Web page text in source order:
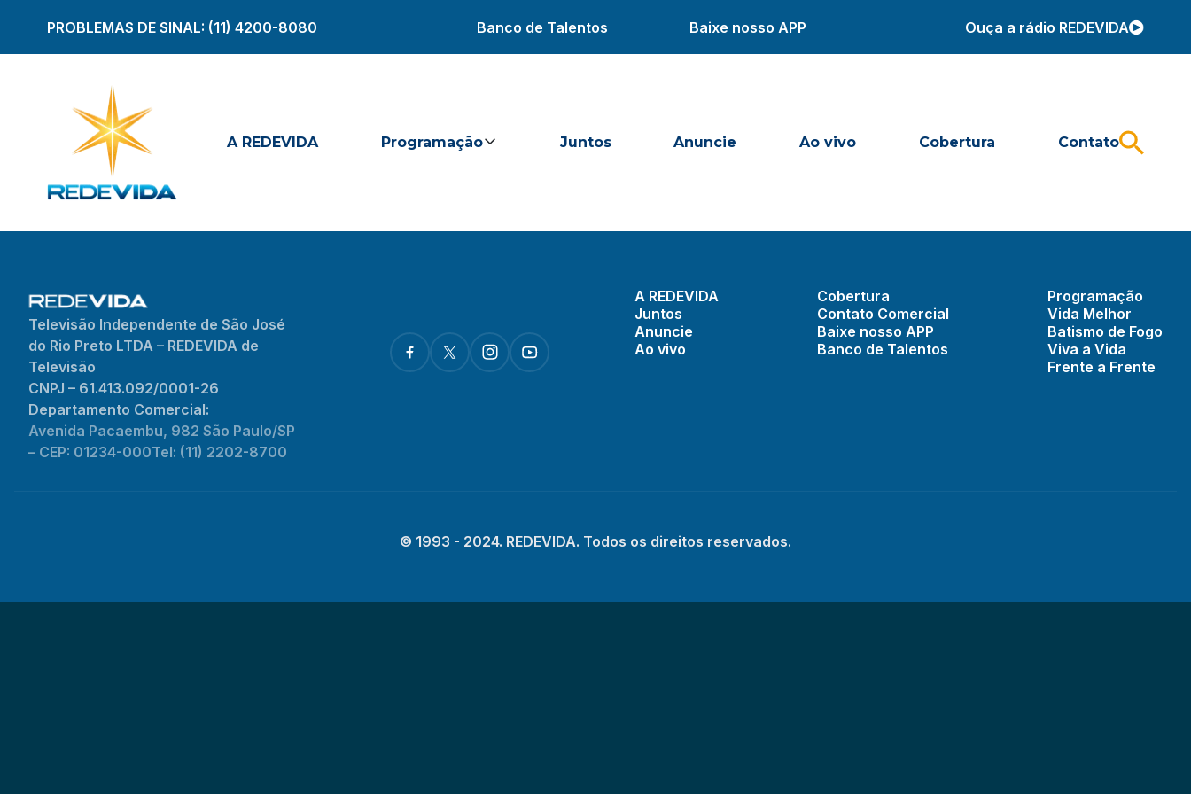
PROBLEMAS DE SINAL: (11) 4200-8080 Banco de Talentos Baixe nosso APP Ouça a rádio REDEVIDA
A REDEVIDA Programação Juntos Anuncie Ao vivo Cobertura Contato
Televisão Independente de São José
do Rio Preto LTDA – REDEVIDA de
Televisão
CNPJ – 61.413.092/0001-26
Departamento Comercial:
Avenida Pacaembu, 982 São Paulo/SP
– CEP: 01234-000Tel: (11) 2202-8700
A REDEVIDA
Juntos
Anuncie
Ao vivo
Cobertura
Contato Comercial
Baixe nosso APP
Banco de Talentos
Programação
Vida Melhor
Batismo de Fogo
Viva a Vida
Frente a Frente
© 1993 - 2024. REDEVIDA. Todos os direitos reservados.